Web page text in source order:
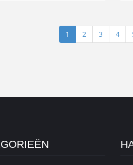
1 2 3 4